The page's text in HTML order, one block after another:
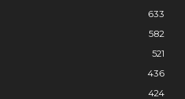
633
582
521
436
424